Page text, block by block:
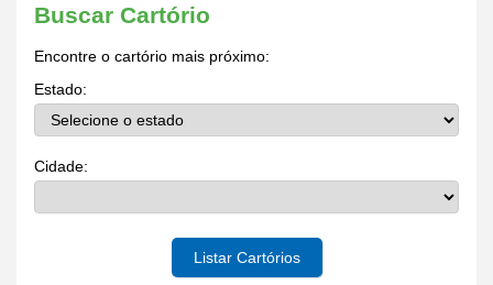
Buscar Cartório
Encontre o cartório mais próximo:
Estado:
Cidade:
Listar Cartórios